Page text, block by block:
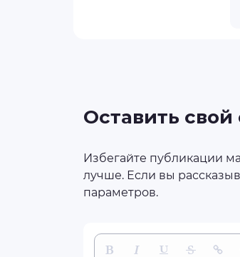
Оставить свой
Избегайте публикации
лучше. Если вы
параметров.